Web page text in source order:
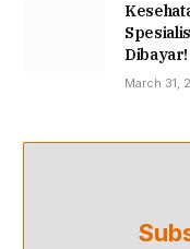
Dibayar!
March 31,